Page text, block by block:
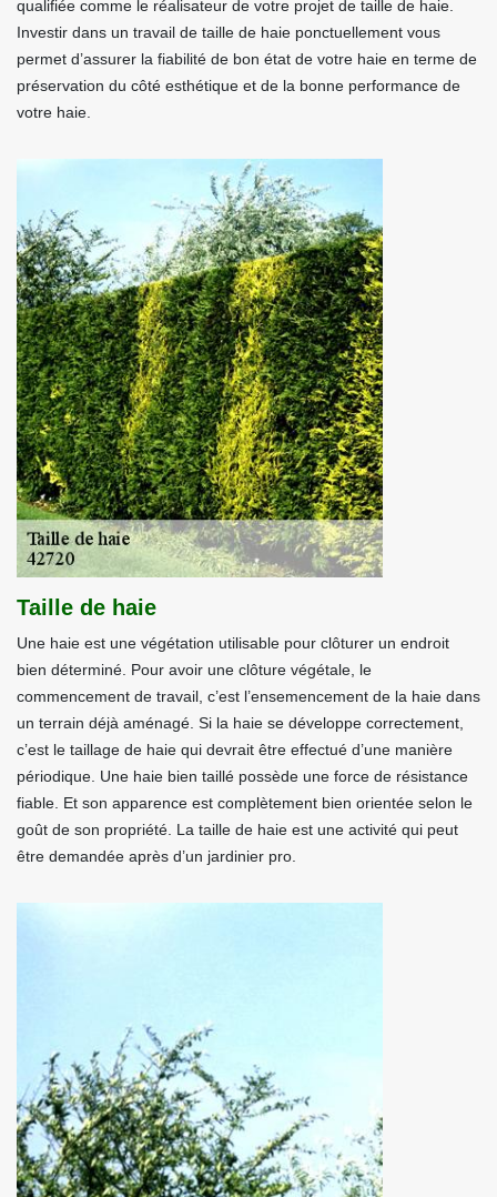
qualifiée comme le réalisateur de votre projet de taille de haie.
Investir dans un travail de taille de haie ponctuellement vous
permet d’assurer la fiabilité de bon état de votre haie en terme de
préservation du côté esthétique et de la bonne performance de
votre haie.
Taille de haie
Une haie est une végétation utilisable pour clôturer un endroit
bien déterminé. Pour avoir une clôture végétale, le
commencement de travail, c’est l’ensemencement de la haie dans
un terrain déjà aménagé. Si la haie se développe correctement,
c’est le taillage de haie qui devrait être effectué d’une manière
périodique. Une haie bien taillé possède une force de résistance
fiable. Et son apparence est complètement bien orientée selon le
goût de son propriété. La taille de haie est une activité qui peut
être demandée après d’un jardinier pro.